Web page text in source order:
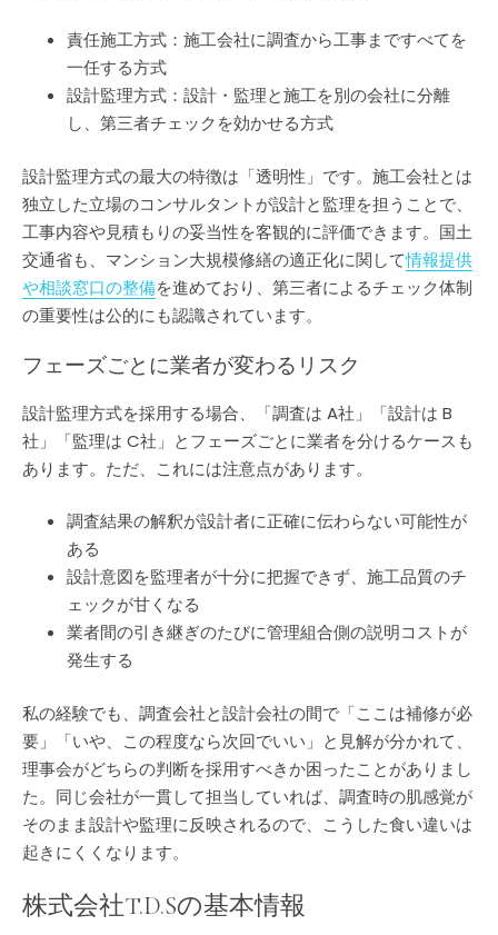
責任施工方式：施工会社に調査から工事まですべてを
一任する方式
設計監理方式：設計・監理と施工を別の会社に分離
し、第三者チェックを効かせる方式
設計監理方式の最大の特徴は「透明性」です。施工会社とは
独立した立場のコンサルタントが設計と監理を担うことで、
工事内容や見積もりの妥当性を客観的に評価できます。国土
交通省も、マンション大規模修繕の適正化に関して情報提供
や相談窓口の整備を進めており、第三者によるチェック体制
の重要性は公的にも認識されています。
フェーズごとに業者が変わるリスク
設計監理方式を採用する場合、「調査は A社」「設計は B
社」「監理は C社」とフェーズごとに業者を分けるケースも
あります。ただ、これには注意点があります。
調査結果の解釈が設計者に正確に伝わらない可能性が
ある
設計意図を監理者が十分に把握できず、施工品質のチ
ェックが甘くなる
業者間の引き継ぎのたびに管理組合側の説明コストが
発生する
私の経験でも、調査会社と設計会社の間で「ここは補修が必
要」「いや、この程度なら次回でいい」と見解が分かれて、
理事会がどちらの判断を採用すべきか困ったことがありまし
た。同じ会社が一貫して担当していれば、調査時の肌感覚が
そのまま設計や監理に反映されるので、こうした食い違いは
起きにくくなります。
株式会社T.D.Sの基本情報